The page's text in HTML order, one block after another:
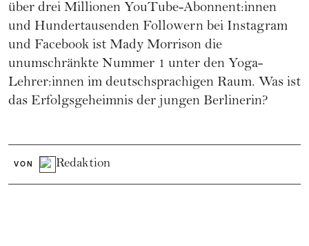
über drei Millionen YouTube-Abonnent:innen
und Hundertausenden Followern bei Instagram
und Facebook ist Mady Morrison die
unumschränkte Nummer 1 unter den Yoga-
Lehrer:innen im deutschsprachigen Raum. Was ist
das Erfolgsgeheimnis der jungen Berlinerin?
VON Redaktion